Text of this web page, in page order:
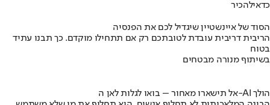
כדאילהכיר
הסוד של איינשטיין שיגדיל לכם את הפנסיה
הריבית דריבית עובדת לטובתכם רק אם תתחילו מוקדם. כך תבנו עתיד
בטוח
בשיתוף מנורה מבטחים
אל תישארו מאחור – בואו לגלות לאן ה-AI הולך